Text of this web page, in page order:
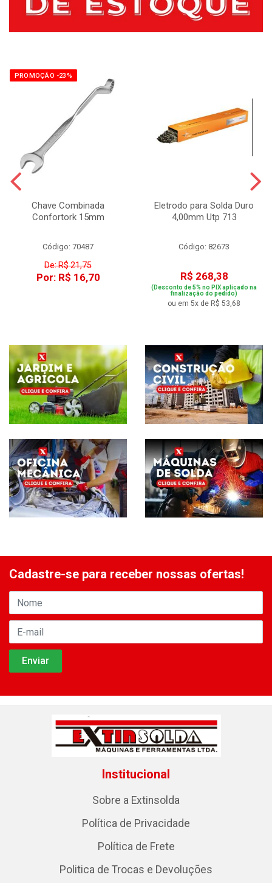
PROMOÇÃO -23%
Chave Combinada
Confortork 15mm
Código: 70487
De: R$ 21,75
Por: R$ 16,70
Eletrodo para Solda Duro
4,00mm Utp 713
Código: 82673
R$ 268,38
(Desconto de 5% no PIX aplicado na
finalização do pedido)
ou em 5x de R$ 53,68
Cadastre-se para receber nossas ofertas!
Institucional
Sobre a Extinsolda
Política de Privacidade
Política de Frete
Politica de Trocas e Devoluções